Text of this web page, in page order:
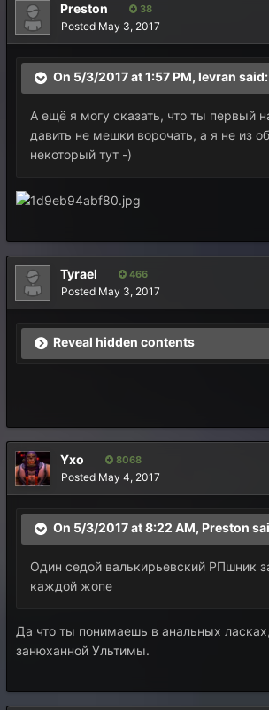
Preston 38
Posted May 3, 2017
On 5/3/2017 at 1:57 PM, levran said:
А ещё я могу сказать, что ты первый
давить не мешки ворочать, а я не из
некоторый тут -)
Tyrael 466
Posted May 3, 2017
Reveal hidden contents
Yxo 8068
Posted May 4, 2017
On 5/3/2017 at 8:22 AM, Preston
Один седой валькирьевский РПшник
каждой жопе
Да что ты понимаешь в анальных
занюханной Ультимы.